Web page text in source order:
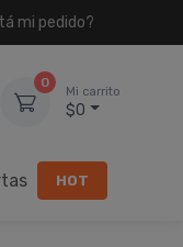
mi pedido?
0
Mi carrito
$0
HOT